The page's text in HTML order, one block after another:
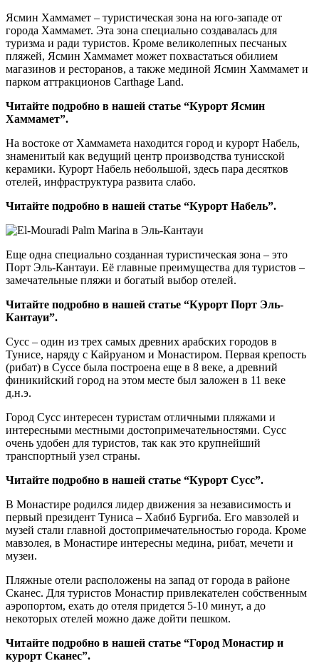
Ясмин Хаммамет – туристическая зона на юго-западе от
города Хаммамет. Эта зона специально создавалась для
туризма и ради туристов. Кроме великолепных песчаных
пляжей, Ясмин Хаммамет может похвастаться обилием
магазинов и ресторанов, а также мединой Ясмин Хаммамет и
парком аттракционов Carthage Land.
Читайте подробно в нашей статье “Курорт Ясмин
Хаммамет”.
На востоке от Хаммамета находится город и курорт Набель,
знаменитый как ведущий центр производства тунисской
керамики. Курорт Набель небольшой, здесь пара десятков
отелей, инфраструктура развита слабо.
Читайте подробно в нашей статье “Курорт Набель”.
Еще одна специально созданная туристическая зона – это
Порт Эль-Кантауи. Её главные преимущества для туристов –
замечательные пляжи и богатый выбор отелей.
Читайте подробно в нашей статье “Курорт Порт Эль-
Кантауи”.
Сусс – один из трех самых древних арабских городов в
Тунисе, наряду с Кайруаном и Монастиром. Первая крепость
(рибат) в Суссе была построена еще в 8 веке, а древний
финикийский город на этом месте был заложен в 11 веке
д.н.э.
Город Сусс интересен туристам отличными пляжами и
интересными местными достопримечательностями. Сусс
очень удобен для туристов, так как это крупнейший
транспортный узел страны.
Читайте подробно в нашей статье “Курорт Сусс”.
В Монастире родился лидер движения за независимость и
первый президент Туниса – Хабиб Бургиба. Его мавзолей и
музей стали главной достопримечательностью города. Кроме
мавзолея, в Монастире интересны медина, рибат, мечети и
музеи.
Пляжные отели расположены на запад от города в районе
Сканес. Для туристов Монастир привлекателен собственным
аэропортом, ехать до отеля придется 5-10 минут, а до
некоторых отелей можно даже дойти пешком.
Читайте подробно в нашей статье “Город Монастир и
курорт Сканес”.